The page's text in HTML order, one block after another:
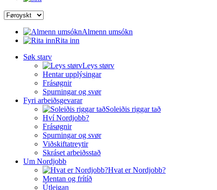
Almenn umsókn
Rita inn
Søk starv
Leys størv
Hentar upplýsingar
Frásøgnir
Spurningar og svør
Fyri arbeiðsgevarar
Soleiðis riggar tað
Hví Nordjobb?
Frásøgnir
Spurningar og svør
Viðskiftatreytir
Skráset arbeiðsstað
Um Nordjobb
Hvat er Nordjobb?
Mentan og frítíð
Útleigan